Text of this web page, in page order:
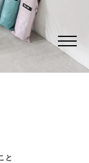
と